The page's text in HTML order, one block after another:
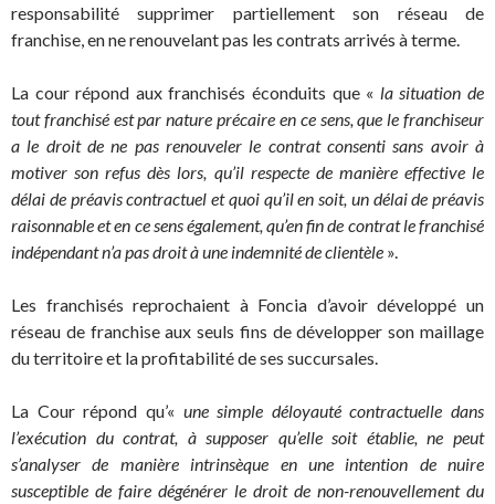
responsabilité supprimer partiellement son réseau de
franchise, en ne renouvelant pas les contrats arrivés à terme.
La cour répond aux franchisés éconduits que « la situation de
tout franchisé est par nature précaire en ce sens, que le franchiseur
a le droit de ne pas renouveler le contrat consenti sans avoir à
motiver son refus dès lors, qu’il respecte de manière effective le
délai de préavis contractuel et quoi qu’il en soit, un délai de préavis
raisonnable et en ce sens également, qu’en fin de contrat le franchisé
indépendant n’a pas droit à une indemnité de clientèle ».
Les franchisés reprochaient à Foncia d’avoir développé un
réseau de franchise aux seuls fins de développer son maillage
du territoire et la profitabilité de ses succursales.
La Cour répond qu’« une simple déloyauté contractuelle dans
l’exécution du contrat, à supposer qu’elle soit établie, ne peut
s’analyser de manière intrinsèque en une intention de nuire
susceptible de faire dégénérer le droit de non-renouvellement du